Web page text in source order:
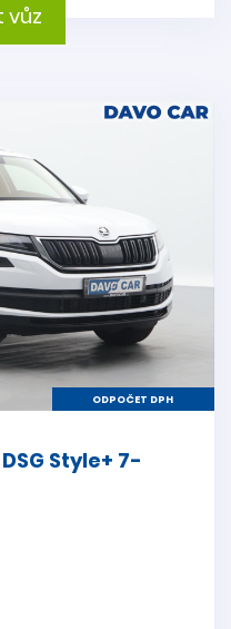
vůz
ODPOČET DPH
Style+ 7-